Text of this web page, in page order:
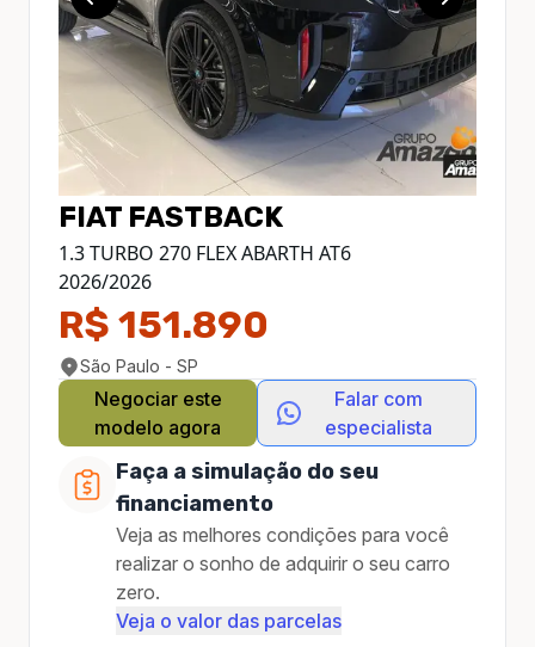
FIAT FASTBACK
1.3 TURBO 270 FLEX ABARTH AT6
2026/2026
R$ 151.890
São Paulo - SP
Negociar este
modelo agora
Falar com
especialista
Faça a simulação do seu
financiamento
Veja as melhores condições para você
realizar o sonho de adquirir o seu carro
zero.
Veja o valor das parcelas